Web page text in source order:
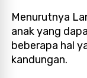
Menurutnya
anak yang
beberapa hal
kandungan.